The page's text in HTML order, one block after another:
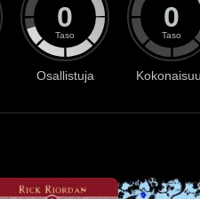
0
Taso
Osallistuja
0
Taso